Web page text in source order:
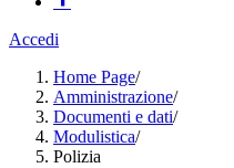
Accedi
Home Page/
Amministrazione/
Documenti e dati/
Modulistica/
Polizia